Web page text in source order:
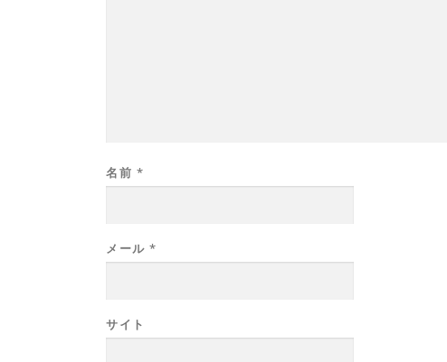
名前 *
メール *
サイト